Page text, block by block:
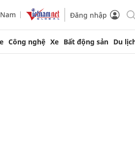
Đăng nhập
Công nghệ Xe Bất động sản Du